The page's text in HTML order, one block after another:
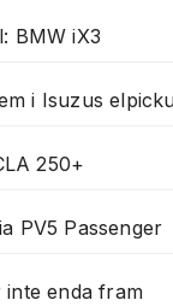
BMW iX3
i Isuzus
250+
PV5 Passenger
inte enda fram